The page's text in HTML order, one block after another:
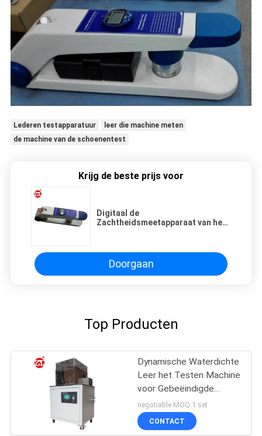
Lederen testapparatuur
leer die machine meten
de machine van de schoenentest
Krijg de beste prijs voor
Digitaal de
Zachtheidsmeetapparaat van het
Doorgaan
Top Producten
Dynamische Waterdichte
Leer het Testen Machine
voor Gebeëindigde
Leerschoenen ENGELSE
ISO 20344
negotiable MOQ:1 set
CONTACT